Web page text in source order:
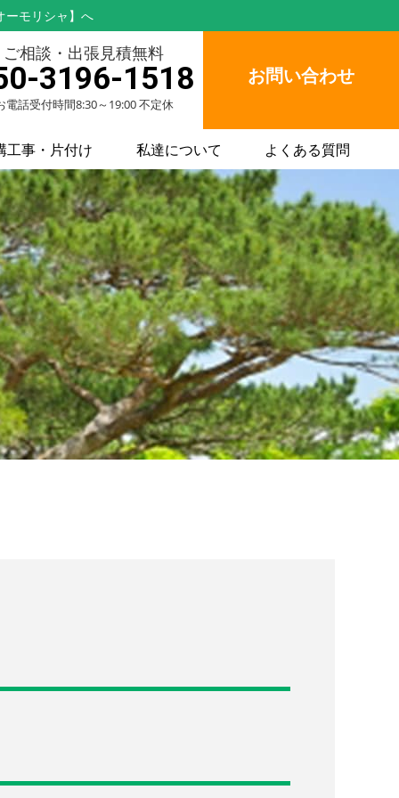
ーモリシャ】へ
ご相談・出張見積無料
3196-1518
電話受付時間8:30～19:00 不定休
お問い合わせ
工事・片付け 私達について よくある質問